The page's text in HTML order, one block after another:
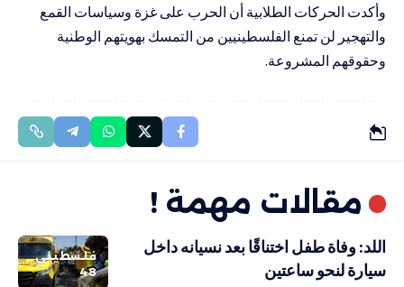
وأكدت الحركات الطلابية أن الحرب على غزة وسياسات القمع
والتهجير لن تمنع الفلسطينيين من التمسك بهويتهم الوطنية
وحقوقهم المشروعة.
مقالات مهمة !
فلسطيني
48
اللد: وفاة طفل اختناقًا بعد نسيانه داخل
سيارة لنحو ساعتين